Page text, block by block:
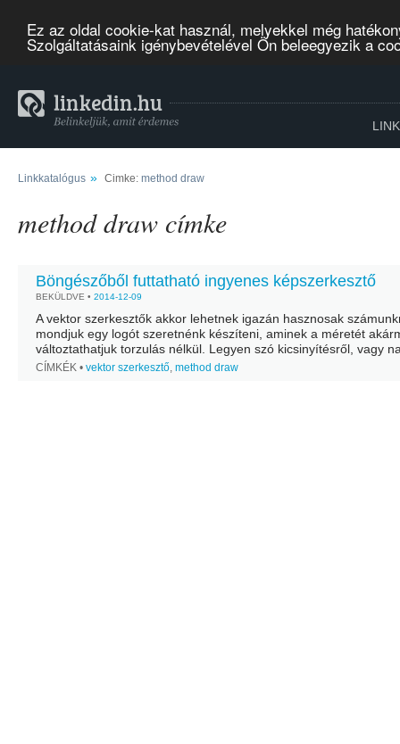
Ez az oldal cookie-kat használ, melyekkel még
Szolgáltatásaink igénybevételével Ön beleegyezik a
Linkkatalógus » Cimke: method draw
method draw címke
Böngészőből futtatható ingyenes képszerkesztő
BEKÜLDVE • 2014-12-09
A vektor szerkesztők akkor lehetnek igazán hasznosak
mondjuk egy logót szeretnénk készíteni, aminek a méretét
változtathatjuk torzulás nélkül. Legyen szó kicsinyítésről, vagy
A Method Draw rengeteg lehetőséget kínál teljesen ingyen a...
CÍMKÉK • vektor szerkesztő, method draw